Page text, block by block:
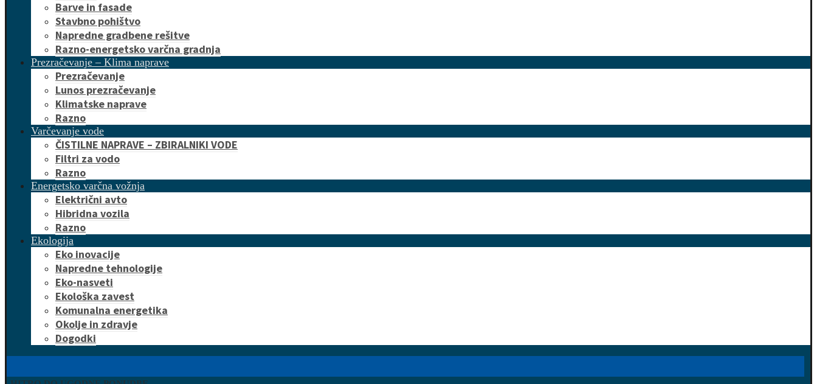
Barve in fasade
Stavbno pohištvo
Napredne gradbene rešitve
Razno-energetsko varčna gradnja
Prezračevanje – Klima naprave
Prezračevanje
Lunos prezračevanje
Klimatske naprave
Razno
Varčevanje vode
ČISTILNE NAPRAVE – ZBIRALNIKI VODE
Filtri za vodo
Razno
Energetsko varčna vožnja
Električni avto
Hibridna vozila
Razno
Ekologija
Eko inovacije
Napredne tehnologije
Eko-nasveti
Ekološka zavest
Komunalna energetika
Okolje in zdravje
Dogodki